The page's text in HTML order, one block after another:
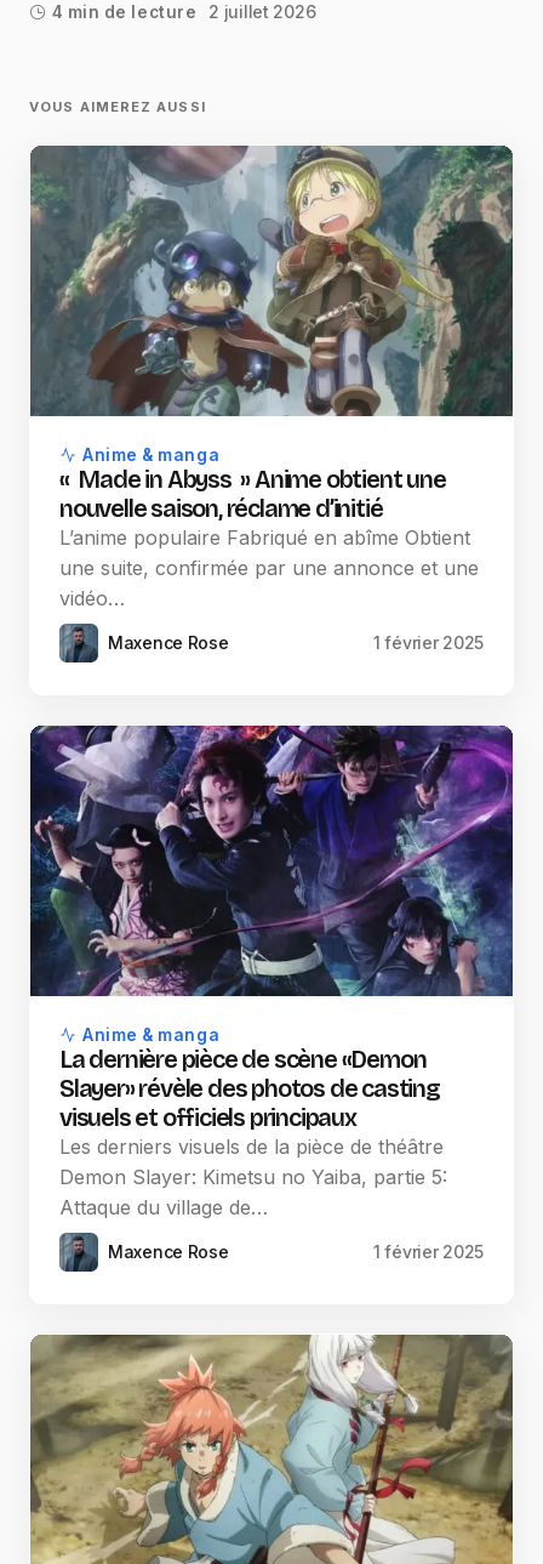
4 min de lecture 2 juillet 2026
VOUS AIMEREZ AUSSI
Anime & manga
« Made in Abyss » Anime obtient une
nouvelle saison, réclame d’initié
L’anime populaire Fabriqué en abîme Obtient
une suite, confirmée par une annonce et une
vidéo…
Maxence Rose 1 février 2025
Anime & manga
La dernière pièce de scène «Demon
Slayer» révèle des photos de casting
visuels et officiels principaux
Les derniers visuels de la pièce de théâtre
Demon Slayer: Kimetsu no Yaiba, partie 5:
Attaque du village de…
Maxence Rose 1 février 2025